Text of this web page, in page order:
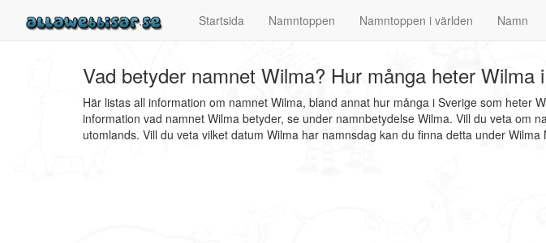
Startsida Namntoppen Namntoppen i världen Namn
Vad betyder namnet Wilma? Hur många heter Wilma
Här listas all information om namnet Wilma, bland annat hur många i Sverige som
information vad namnet Wilma betyder, se under namnbetydelse Wilma. Vill du veta om
utomlands. Vill du veta vilket datum Wilma har namnsdag kan du finna detta under Wilma